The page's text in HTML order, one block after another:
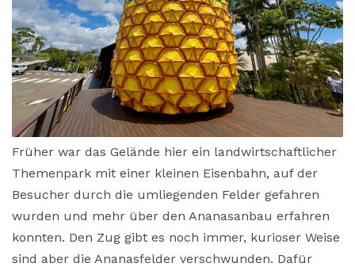
Früher war das Gelände hier ein landwirtschaftlicher
Themenpark mit einer kleinen Eisenbahn, auf der
Besucher durch die umliegenden Felder gefahren
wurden und mehr über den Ananasanbau erfahren
konnten. Den Zug gibt es noch immer, kurioser Weise
sind aber die Ananasfelder verschwunden. Dafür